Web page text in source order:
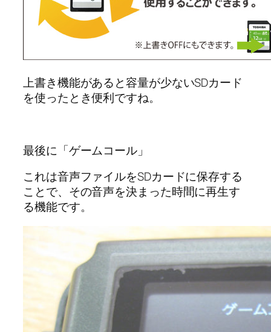
上書き機能があると容量が少ないSDカード
を使ったとき便利ですね。
最後に「ゲームコール」
これは音声ファイルをSDカードに保存する
ことで、その音声を決まった時間に再生す
る機能です。